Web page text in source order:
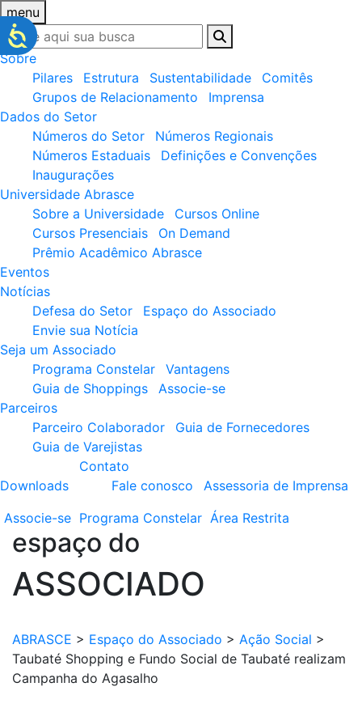
menu
Sobre
Pilares
Estrutura Sustentabilidade
Comitês
Grupos de Relacionamento
Imprensa
Dados do Setor
Números do Setor
Números Regionais
Números Estaduais
Definições e Convenções
Inaugurações
Universidade Abrasce
Sobre a Universidade
Cursos Online
Cursos Presenciais
On Demand
Prêmio Acadêmico Abrasce
Eventos
Notícias
Defesa do Setor
Espaço do Associado
Envie sua Notícia
Seja um Associado
Programa Constelar
Vantagens
Guia de Shoppings
Associe-se
Parceiros
Parceiro Colaborador
Guia de Fornecedores
Guia de Varejistas
Downloads
Contato
Fale conosco
Assessoria de Imprensa
Associe-se Programa Constelar Área Restrita
espaço do
ASSOCIADO
ABRASCE > Espaço do Associado > Ação Social >
Taubaté Shopping e Fundo Social de Taubaté realizam
Campanha do Agasalho